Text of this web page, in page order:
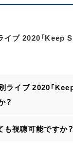
ブ 2020「Keep
ライブ 2020「
？
視聴可能ですか？